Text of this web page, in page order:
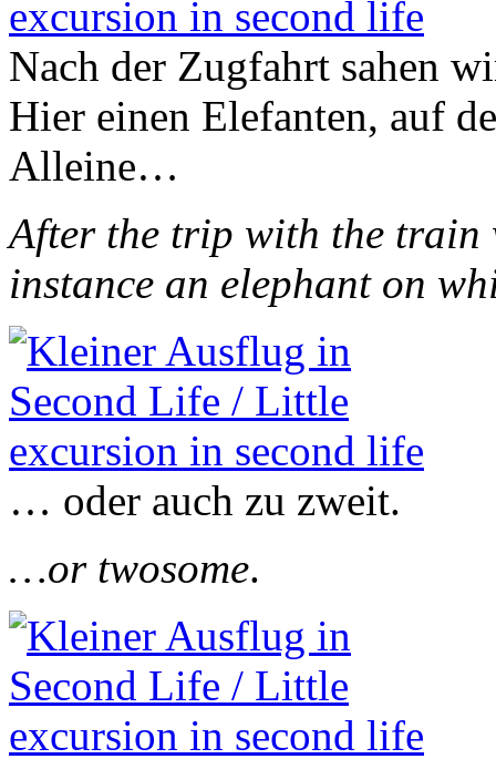
Nach der Zugfahrt sahen
Hier einen Elefanten, auf
Alleine…
After the trip with the train
instance an elephant on
… oder auch zu zweit.
…or twosome.